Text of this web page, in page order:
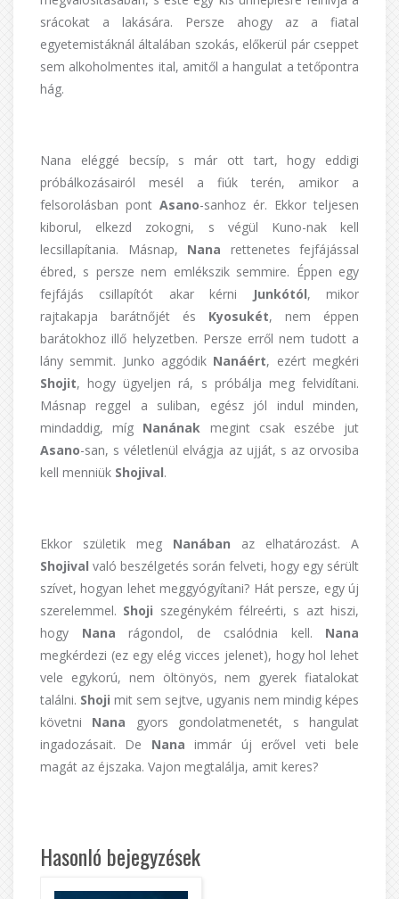
srácokat a lakására. Persze ahogy az a fiatal
egyetemistáknál általában szokás, előkerül pár cseppet
sem alkoholmentes ital, amitől a hangulat a tetőpontra
hág.
Nana eléggé becsíp, s már ott tart, hogy eddigi
próbálkozásairól mesél a fiúk terén, amikor a
felsorolásban pont Asano-sanhoz ér. Ekkor teljesen
kiborul, elkezd zokogni, s végül Kuno-nak kell
lecsillapítania. Másnap, Nana rettenetes fejfájással
ébred, s persze nem emlékszik semmire. Éppen egy
fejfájás csillapítót akar kérni
Junkótól, mikor
rajtakapja barátnőjét és Kyosukét, nem éppen
barátokhoz illő helyzetben. Persze erről nem tudott a
lány semmit. Junko aggódik Nanáért, ezért megkéri
Shojit, hogy ügyeljen rá, s próbálja meg felvidítani.
Másnap reggel a suliban, egész jól indul minden,
mindaddig, míg Nanának megint csak eszébe jut
Asano-san, s véletlenül elvágja az ujját, s az orvosiba
kell menniük Shojival.
Ekkor születik meg Nanában az elhatározást. A
Shojival való beszélgetés során felveti, hogy egy sérült
szívet, hogyan lehet meggyógyítani? Hát persze, egy új
szerelemmel. Shoji szegénykém félreérti, s azt hiszi,
hogy Nana rágondol, de csalódnia kell. Nana
megkérdezi (ez egy elég vicces jelenet), hogy hol lehet
vele egykorú, nem öltönyös, nem gyerek fiatalokat
találni. Shoji mit sem sejtve, ugyanis nem mindig képes
követni Nana
gyors gondolatmenetét, s hangulat
ingadozásait. De Nanaimmár új erővel veti bele
magát az éjszaka. Vajon megtalálja, amit keres?
Hasonló bejegyzések